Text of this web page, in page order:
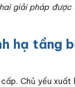
giải pháp được
hạ tầng
Chủ yếu xuất